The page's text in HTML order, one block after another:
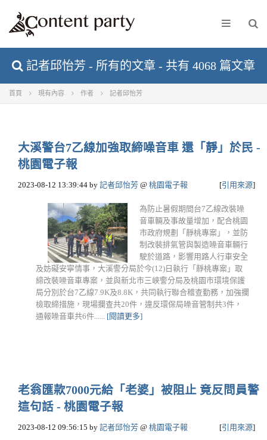
記者邱怡芳 - 所有的文章 - 共有 4068 篇文章
首頁 現有內容 作者 記者邱怡芳
大溪警台7乙線加強取締噪音車 還「靜」於民 -
桃園電子報
2023-08-12 13:39:44 by 記者邱怡芳 @ 桃園電子報 [引用來源]
為防止暑假期間台7乙線改裝噪
音車輛及事故量增加，配合桃園
市政府規劃「靜桃專案」，並防
制改裝排氣管與製造噪音車輛行
駛於道路，影響用路人行車安全
及妨礙安寧情事，大溪警分局於今(12)日執行「靜桃專案」取
締改裝噪音車專案，並與新北市三峽警分局及桃園市環境保護
局分別於台7乙線7.9K及8.8K，共同執行聯合稽查勤務，加強攔
檢取締措施，現場攔查共20件，違反環保局噪音管制共3件，
通報噪音車共6件...... [閱讀更多]
老翁匯款7000元給「老婆」被阻止 竟反問員警
這句話 - 桃園電子報
2023-08-12 09:56:15 by 記者邱怡芳 @ 桃園電子報 [引用來源]